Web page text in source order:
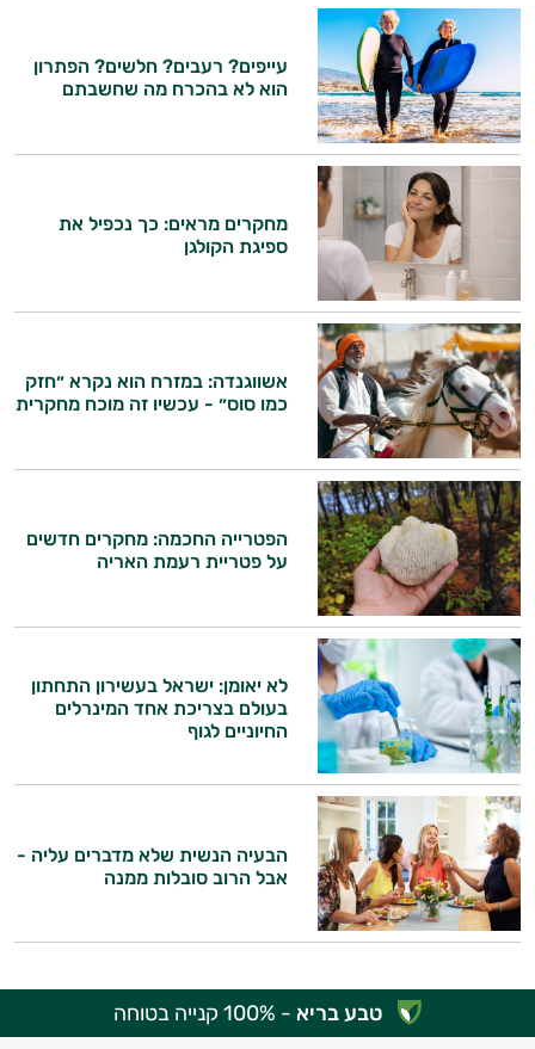
עייפים? רעבים? חלשים? הפתרון
הוא לא בהכרח מה שחשבתם
מחקרים מראים: כך נכפיל את
ספיגת הקולגן
אשווגנדה: במזרח הוא נקרא ״חזק
כמו סוס״ - עכשיו זה מוכח מחקרית
הפטרייה החכמה: מחקרים חדשים
על פטריית רעמת האריה
לא יאומן: ישראל בעשירון התחתון
בעולם בצריכת אחד המינרלים
החיוניים לגוף
הבעיה הנשית שלא מדברים עליה -
אבל הרוב סובלות ממנה
טבע בריא - 100% קנייה בטוחה